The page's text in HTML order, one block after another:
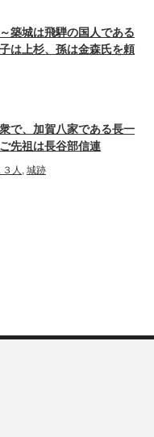
築城は飛騨の国人である
は上杉、孫は金森氏を頼
で、加賀八家である長一
先祖は長谷部信連
人 , 城跡